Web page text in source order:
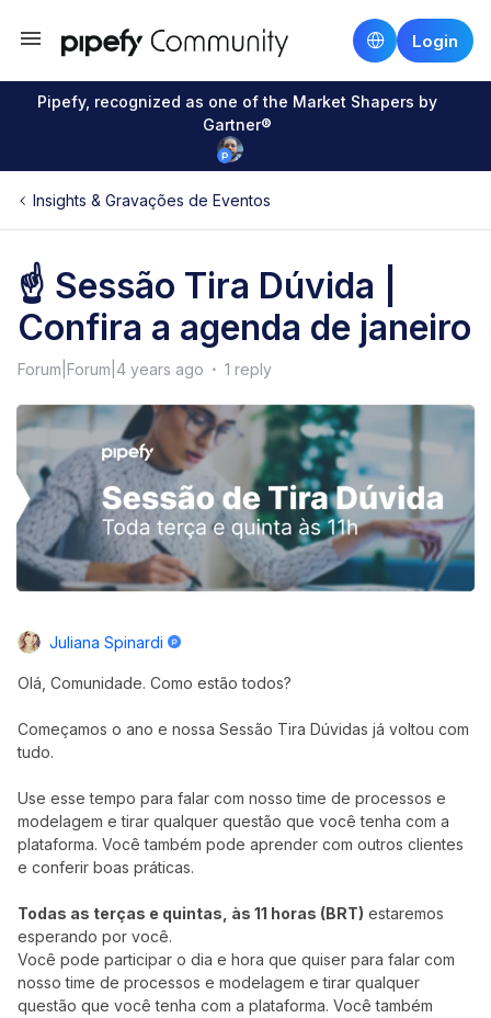
Login
Pipefy, recognized as one of the Market Shapers by
Gartner®
Insights & Gravações de Eventos
☝️ Sessão Tira Dúvida |
Confira a agenda de janeiro
Forum|Forum|4 years ago 1 reply
Juliana Spinardi
Olá, Comunidade. Como estão todos?
Começamos o ano e nossa Sessão Tira Dúvidas já voltou com
tudo.
Use esse tempo para falar com nosso time de processos e
modelagem e tirar qualquer questão que você tenha com a
plataforma. Você também pode aprender com outros clientes
e conferir boas práticas.
Todas as terças e quintas, às 11 horas (BRT) estaremos
esperando por você.
Você pode participar o dia e hora que quiser para falar com
nosso time de processos e modelagem e tirar qualquer
questão que você tenha com a plataforma. Você também